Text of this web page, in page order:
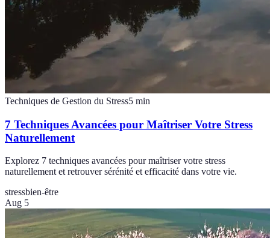
Techniques de Gestion du Stress5 min
7 Techniques Avancées pour Maîtriser Votre Stress
Naturellement
Explorez 7 techniques avancées pour maîtriser votre stress
naturellement et retrouver sérénité et efficacité dans votre vie.
stressbien-être
Aug 5